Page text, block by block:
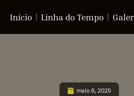
Início Linha do Tempo
maio 6, 2025